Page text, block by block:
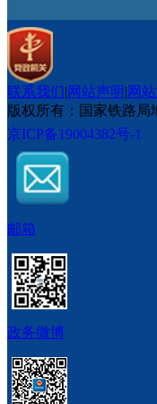
联系我们|网站声明|网
版权所有：国家铁路局
京ICP备19004382号-1
邮箱
政务微博